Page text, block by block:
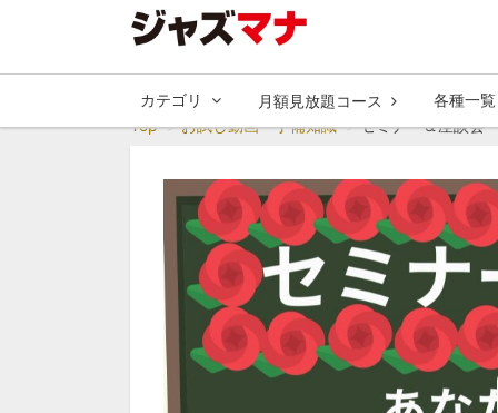
カテゴリ 月額見放題コース
各種一覧
Top
お試し動画・予備知識 セミナー＆座談会